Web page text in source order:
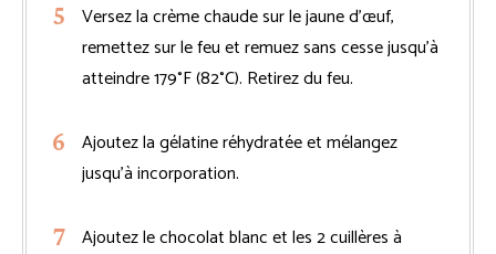
Versez la crème chaude sur le jaune d’œuf,
remettez sur le feu et remuez sans cesse jusqu’à
atteindre 179°F (82°C). Retirez du feu.
Ajoutez la gélatine réhydratée et mélangez
jusqu’à incorporation.
Ajoutez le chocolat blanc et les 2 cuillères à